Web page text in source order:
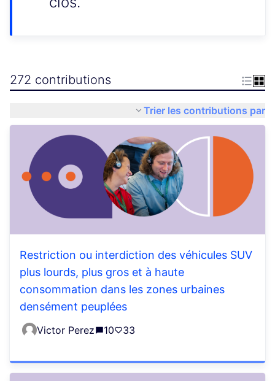
272 contributions
Trier les contributions par
Restriction ou interdiction des véhicules SUV
plus lourds, plus gros et à haute
consommation dans les zones urbaines
densément peuplées
Victor Perez 10 33